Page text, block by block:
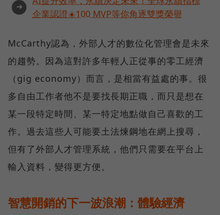
➜
企業認證☀️100 MVP等你角逐雙獎榮譽
McCarthy認為，外部人才的數位化管理會是未來
的趨勢。因為這對許多年輕人正從事的零工經濟
（gig economy）而言，是相當有益處的事。很
多自由工作者他不是要找長期正職，而只是想在
某一段特定時間、某一特定地點做自己喜歡的工
作。過去這些人可能要土法煉鋼地在網上搜尋，
但有了外部人才管理系統，他們只需要在平台上
輸入資料，變得更方便。
智慧開銷的下一波浪潮：體驗經濟